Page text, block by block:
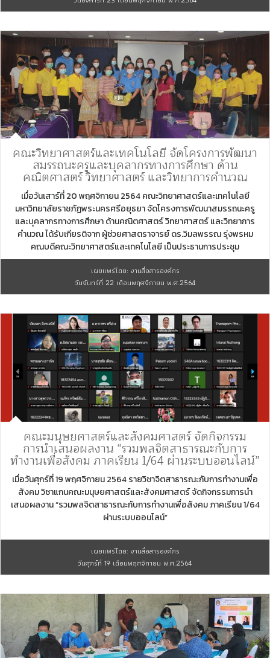
คณะวิทยาศาสตร์และเทคโนโลยี จัดโครงการพัฒนา
สมรรถนะครูและบุคลากรทางการศึกษา ด้าน
คณิตศาสตร์ วิทยาศาสตร์ และวิทยาการคำนวณ
เมื่อวันเสาร์ที่ 20 พฤศจิกายน 2564 คณะวิทยาศาสตร์และเทคโนโลยี
มหาวิทยาลัยราชภัฏพระนครศรีอยุธยา จัดโครงการพัฒนาสมรรถนะครู
และบุคลากรทางการศึกษา ด้านคณิตศาสตร์ วิทยาศาสตร์ และวิทยาการ
คำนวณ ได้รับเกียรติจาก ผู้ช่วยศาสตราจารย์ ดร.วิมลพรรณ รุ่งพรหม
คณบดีคณะวิทยาศาสตร์และเทคโนโลยี เป็นประธานการประชุม
เผยแพร่โดย: งานสื่อสารองค์กร
วันจันทร์ที่ 22 เดือนพฤศจิกายน พ.ศ.2564
คณะมนุษยศาสตร์และสังคมศาสตร์ จัดกิจกรรม
การนำเสนอผลงาน “รวมพลจิตสาธารณะกับการ
ทำงานเพื่อสังคม ภาคเรียน 1/64 ผ่านระบบออนไลน์”
เมื่อวันศุกร์ที่ 19 พฤศจิกายน 2564 รายวิชาจิตสาธารณะกับการทำงานเพื่อ
สังคม วิชาแกนคณะมนุษยศาสตร์และสังคมศาสตร์ จัดกิจกรรมการนำ
เสนอผลงาน “รวมพลจิตสาธารณะกับการทำงานเพื่อสังคม ภาคเรียน 1/64
ผ่านระบบออนไลน์”
เผยแพร่โดย: งานสื่อสารองค์กร
วันศุกร์ที่ 19 เดือนพฤศจิกายน พ.ศ.2564